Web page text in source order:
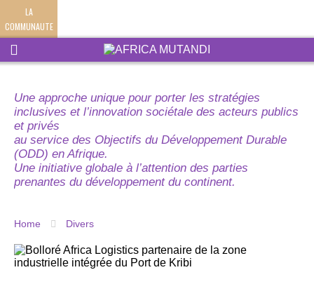
LA
COMMUNAUTE
Une approche unique pour porter les stratégies
inclusives et l’innovation sociétale des acteurs publics
et privés
au service des Objectifs du Développement Durable
(ODD) en Afrique.
Une initiative globale à l’attention des parties
prenantes du développement du continent.
Home Divers